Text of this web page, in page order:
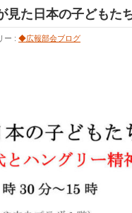
見た日本の子どもた
ー : ◆広報部会ブログ